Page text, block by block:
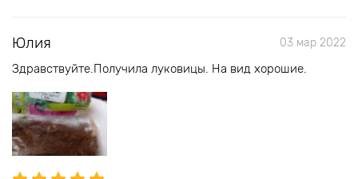
Юлия 03 мар 2022
Здравствуйте.Получила луковицы. На вид хорошие.